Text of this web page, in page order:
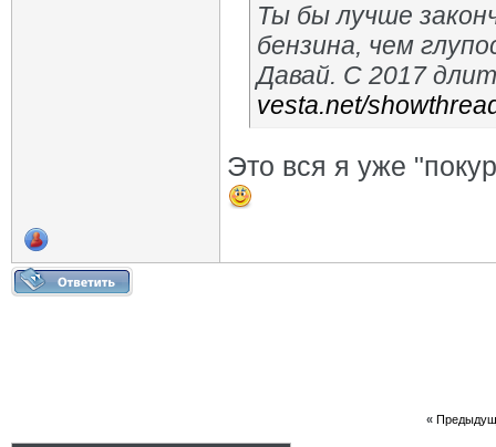
Ты бы лучше
бензина, чем
Давай. С 2017
vesta.net/
Это вся я уже
«